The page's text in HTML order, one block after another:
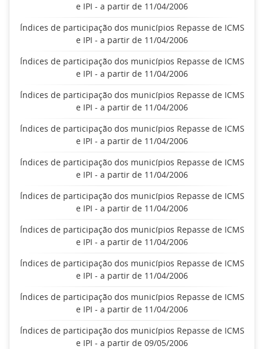
e IPI - a partir de 11/04/2006
Índices de participação dos municípios Repasse de ICMS
e IPI - a partir de 11/04/2006
Índices de participação dos municípios Repasse de ICMS
e IPI - a partir de 11/04/2006
Índices de participação dos municípios Repasse de ICMS
e IPI - a partir de 11/04/2006
Índices de participação dos municípios Repasse de ICMS
e IPI - a partir de 11/04/2006
Índices de participação dos municípios Repasse de ICMS
e IPI - a partir de 11/04/2006
Índices de participação dos municípios Repasse de ICMS
e IPI - a partir de 11/04/2006
Índices de participação dos municípios Repasse de ICMS
e IPI - a partir de 11/04/2006
Índices de participação dos municípios Repasse de ICMS
e IPI - a partir de 11/04/2006
Índices de participação dos municípios Repasse de ICMS
e IPI - a partir de 11/04/2006
Índices de participação dos municípios Repasse de ICMS
e IPI - a partir de 09/05/2006